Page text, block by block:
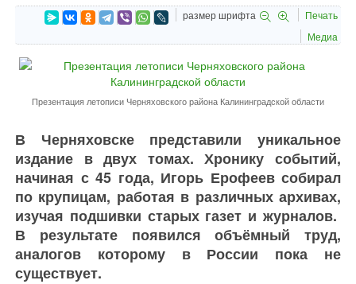
размер шрифта
Печать
Медиа
Презентация летописи Черняховского района Калининградской области
В Черняховске представили уникальное
издание в двух томах. Хронику событий,
начиная с 45 года, Игорь Ерофеев собирал
по крупицам, работая в различных архивах,
изучая подшивки старых газет и журналов.
В результате появился объёмный труд,
аналогов которому в России пока не
существует.